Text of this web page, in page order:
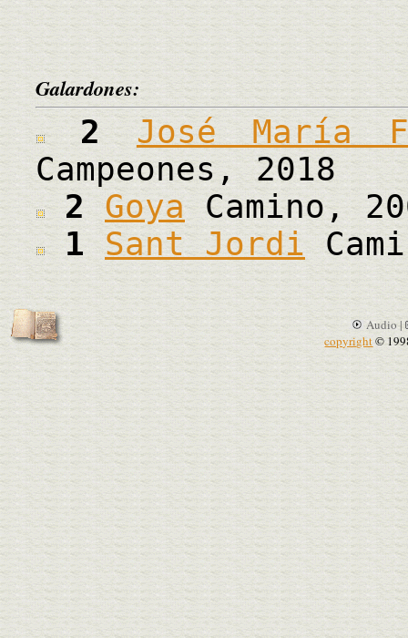
Galardones:
2José María
Campeones, 2018
2GoyaCamino,
1Sant Jordi
Audio |
copyright©